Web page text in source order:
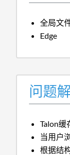
全局文
Edge
问题
Talon缓
当用户
根据结